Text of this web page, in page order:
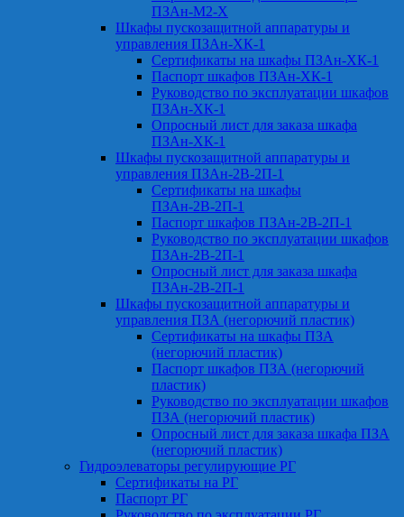
ПЗАн-М2-Х
Шкафы пускозащитной аппаратуры и
управления ПЗАн-ХК-1
Сертификаты на шкафы ПЗАн-ХК-1
Паспорт шкафов ПЗАн-ХК-1
Руководство по эксплуатации шкафов
ПЗАн-ХК-1
Опросный лист для заказа шкафа
ПЗАн-ХК-1
Шкафы пускозащитной аппаратуры и
управления ПЗАн-2В-2П-1
Сертификаты на шкафы
ПЗАн-2В-2П-1
Паспорт шкафов ПЗАн-2В-2П-1
Руководство по эксплуатации шкафов
ПЗАн-2В-2П-1
Опросный лист для заказа шкафа
ПЗАн-2В-2П-1
Шкафы пускозащитной аппаратуры и
управления ПЗА (негорючий пластик)
Сертификаты на шкафы ПЗА
(негорючий пластик)
Паспорт шкафов ПЗА (негорючий
пластик)
Руководство по эксплуатации шкафов
ПЗА (негорючий пластик)
Опросный лист для заказа шкафа ПЗА
(негорючий пластик)
Гидроэлеваторы регулирующие РГ
Сертификаты на РГ
Паспорт РГ